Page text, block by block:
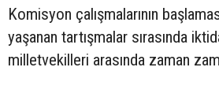
Komisyon çalışmalarının
yaşanan tartışmalar sırasında
milletvekilleri arasında zaman